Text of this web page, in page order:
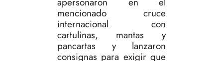
mencionado cruce
internacional con
cartulinas, mantas y
pancartas y lanzaron
consignas para exigir que